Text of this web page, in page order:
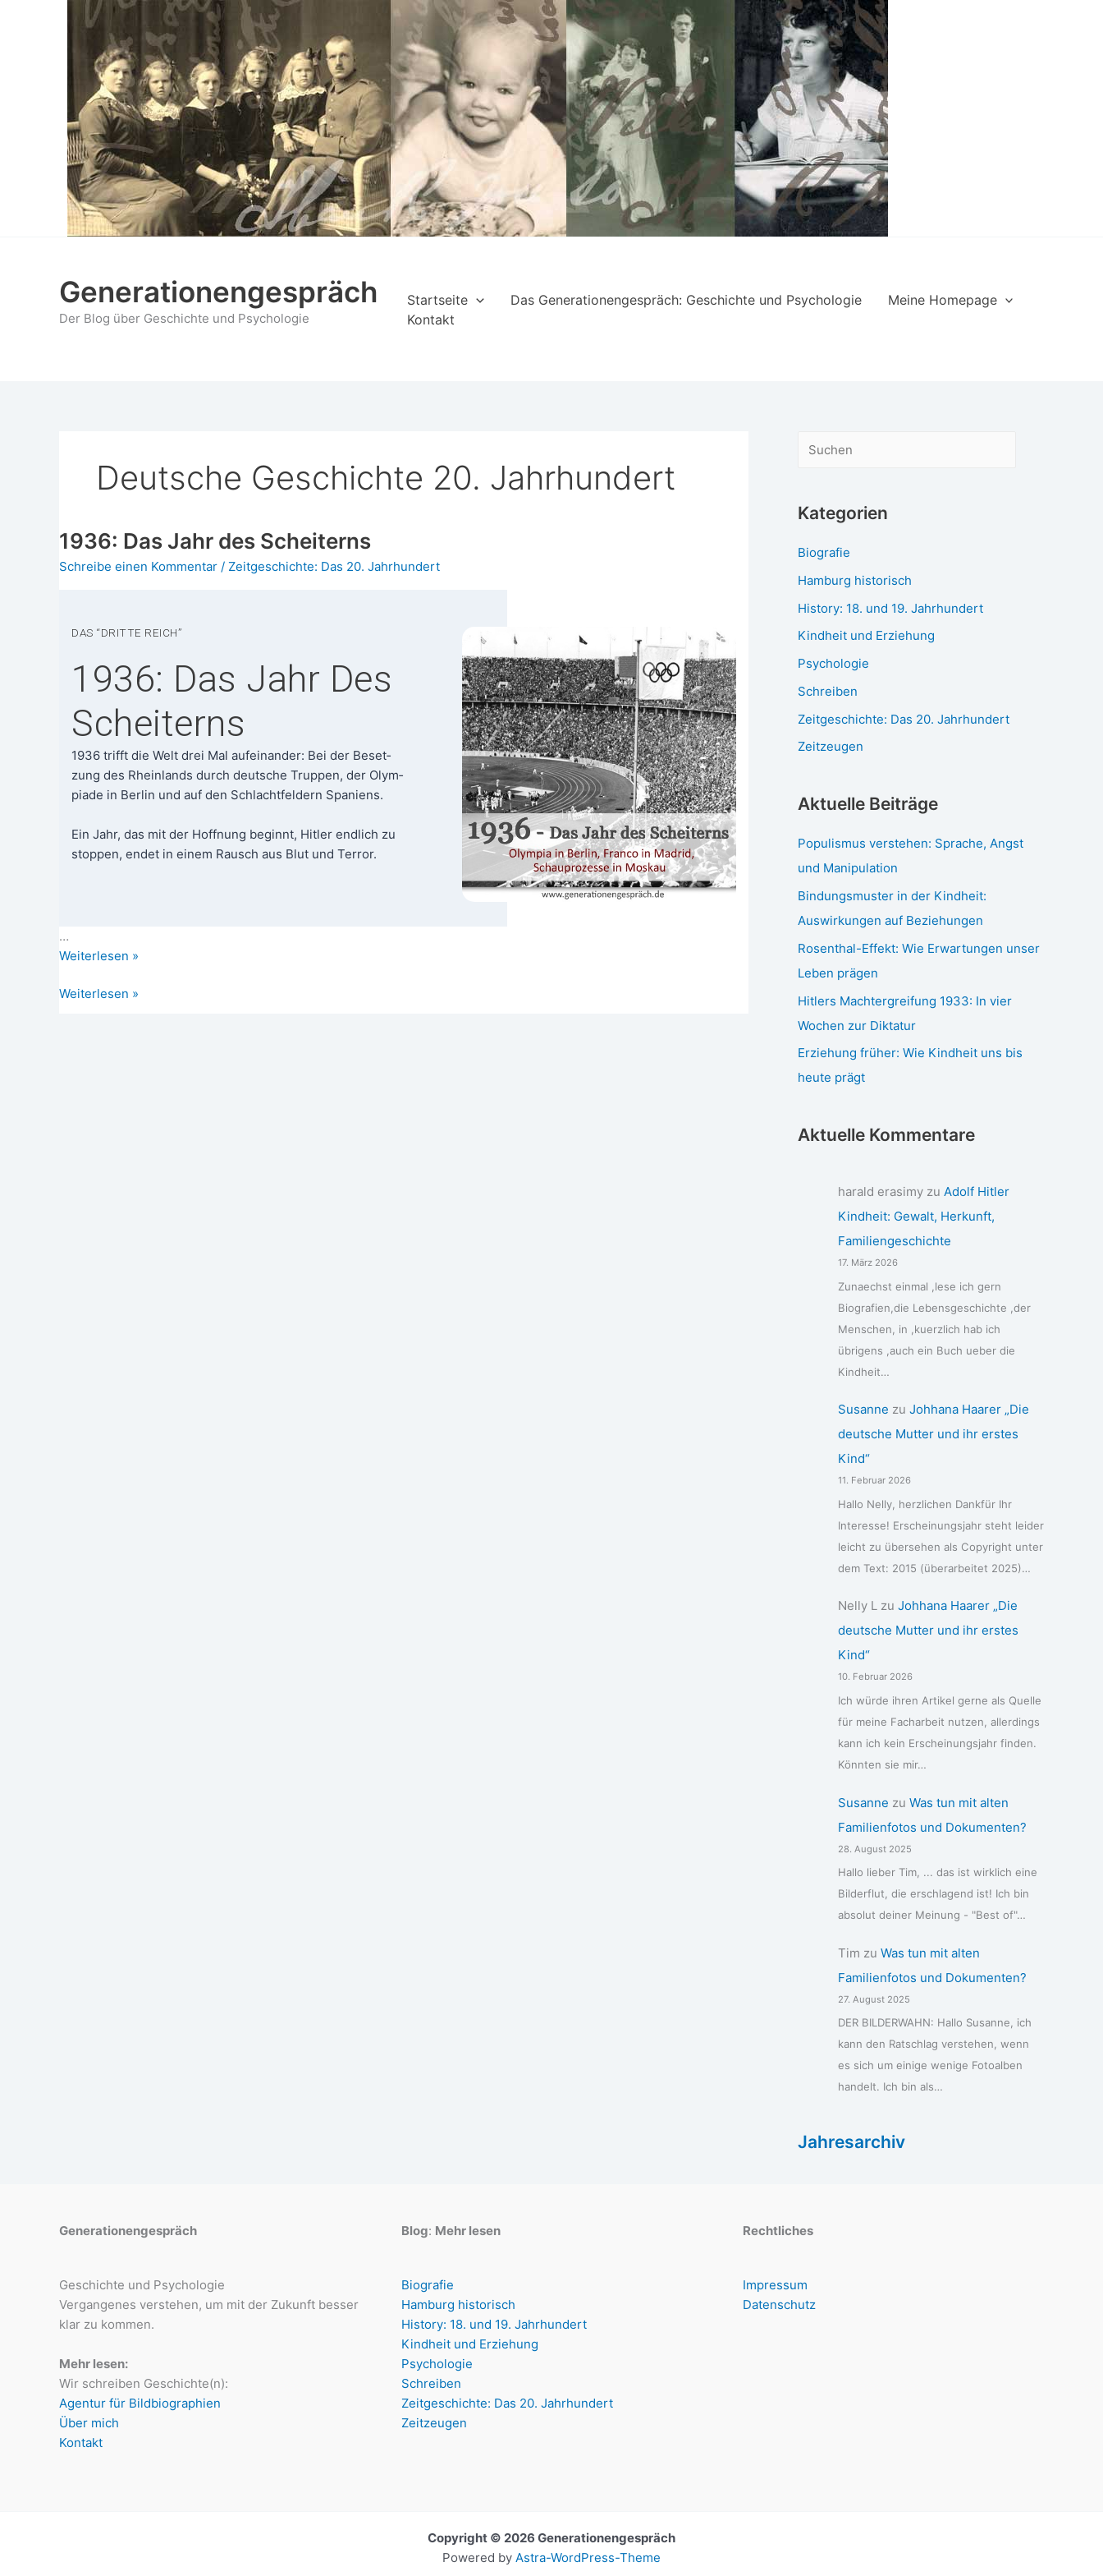
Generationengespräch
Der Blog über Geschichte und Psychologie
Startseite Das Generationengespräch: Geschichte und Psychologie
Meine Homepage
Kontakt
Deutsche Geschichte 20. Jahrhundert
1936: Das Jahr des Scheiterns
Schreibe einen Kommentar / Zeitgeschichte: Das 20. Jahrhundert
DAS “DRIT­TE REICH”
1936: Das Jahr Des
Scheiterns
1936 trifft die Welt drei Mal auf­ein­an­der: Bei der Beset­
zung des Rhein­lands durch deut­sche Trup­pen, der Olym­
pia­de in Ber­lin und auf den Schlacht­fel­dern Spa­ni­ens.
Ein Jahr, das mit der Hoff­nung beginnt, Hit­ler end­lich zu
stop­pen, endet in einem Rausch aus Blut und Terror.
…
1936:
Jahr
Wei­ter­le­sen »
1936:
Weiterlesen »
h
Kategorien
Biografie
Hamburg historisch
History: 18. und 19. Jahrhundert
Kindheit und Erziehung
Psychologie
Schreiben
Zeitgeschichte: Das 20. Jahrhundert
Zeitzeugen
Aktuelle Beiträge
Populismus verstehen: Sprache, Angst
und Manipulation
Bindungsmuster in der Kindheit:
Auswirkungen auf Beziehungen
Rosenthal-Effekt: Wie Erwartungen unser
Leben prägen
Hitlers Machtergreifung 1933: In vier
Wochen zur Diktatur
Erziehung früher: Wie Kindheit uns bis
heute prägt
Aktuelle Kommentare
harald erasimyzu Adolf Hitler
Kindheit: Gewalt, Herkunft,
Familiengeschichte
17. März 2026
Zunaechst einmal ,lese ich gern
Biografien,die Lebensgeschichte ,der
Menschen, in ,kuerzlich hab ich
übrigens ,auch ein Buch ueber die
Kindheit…
Susanne zu Johhana Haarer „Die
deutsche Mutter und ihr erstes
Kind“
11. Februar 2026
Hallo Nelly, herzlichen Dankfür Ihr
Interesse! Erscheinungsjahr steht leider
leicht zu übersehen als Copyright unter
dem Text: 2015 (überarbeitet 2025)…
Nelly Lzu Johhana Haarer „Die
deutsche Mutter und ihr erstes
Kind“
10. Februar 2026
Ich würde ihren Artikel gerne als Quelle
für meine Facharbeit nutzen, allerdings
kann ich kein Erscheinungsjahr finden.
Könnten sie mir…
Susanne zu Was tun mit alten
Familienfotos und Dokumenten?
28. August 2025
Hallo lieber Tim, ... das ist wirklich eine
Bilderflut, die erschlagend ist! Ich bin
absolut deiner Meinung - "Best of"…
Tim zu Was tun mit alten
Familienfotos und Dokumenten?
27. August 2025
DER BILDERWAHN: Hallo Susanne, ich
kann den Ratschlag verstehen, wenn
es sich um einige wenige Fotoalben
handelt. Ich bin als…
Jahresarchiv
Generationengespräch
Geschichte und Psychologie
Vergangenes verstehen, um mit der Zukunft besser
klar zu kommen.
Mehr lesen:
Wir schreiben Geschichte(n):
Agentur für Bildbiographien
Über mich
Kontakt
Blog: Mehr lesen
Biografie
Hamburg historisch
History: 18. und 19. Jahrhundert
Kindheit und Erziehung
Psychologie
Schreiben
Zeitgeschichte: Das 20. Jahrhundert
Zeitzeugen
Rechtliches
Impressum
Datenschutz
Copyright © 2026 Generationengespräch
Powered by Astra-WordPress-Theme